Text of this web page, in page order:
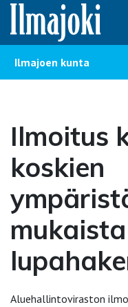
Hyppää sisältöön
Ilmajoen kunta
Ilmoitus
koskien
mukaista
Aluehallintoviraston